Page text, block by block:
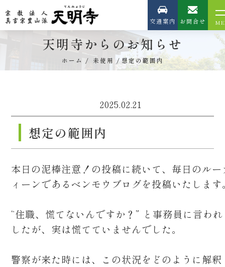
交通案内 お問合せ
天明寺からのお知らせ
ホーム 未使用 想定の範囲内
2025.02.21
想定の範囲内
本日の泥棒注意！の投稿に続いて、毎日のルー
ィーンであるベンモウブログを投稿いたします
“住職、慌てないんですか？” と事務員に言わ
したが、実は慌てていませんでした。
警察が来た時には、この状況をどのように解釈